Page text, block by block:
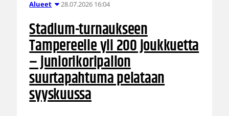
Alueet 28.07.2026 16:04
Stadium-turnaukseen
Tampereelle yli 200 joukkuetta
– juniorikoripallon
suurtapahtuma pelataan
syyskuussa